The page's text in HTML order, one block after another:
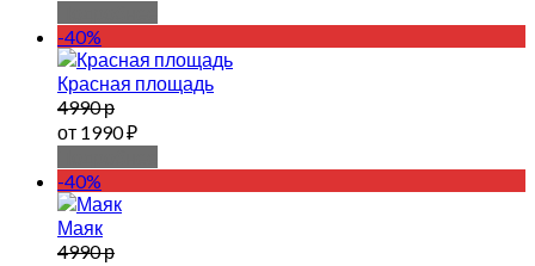
-40%
Красная площадь
4990 р
от 1990 ₽
-40%
Маяк
4990 р